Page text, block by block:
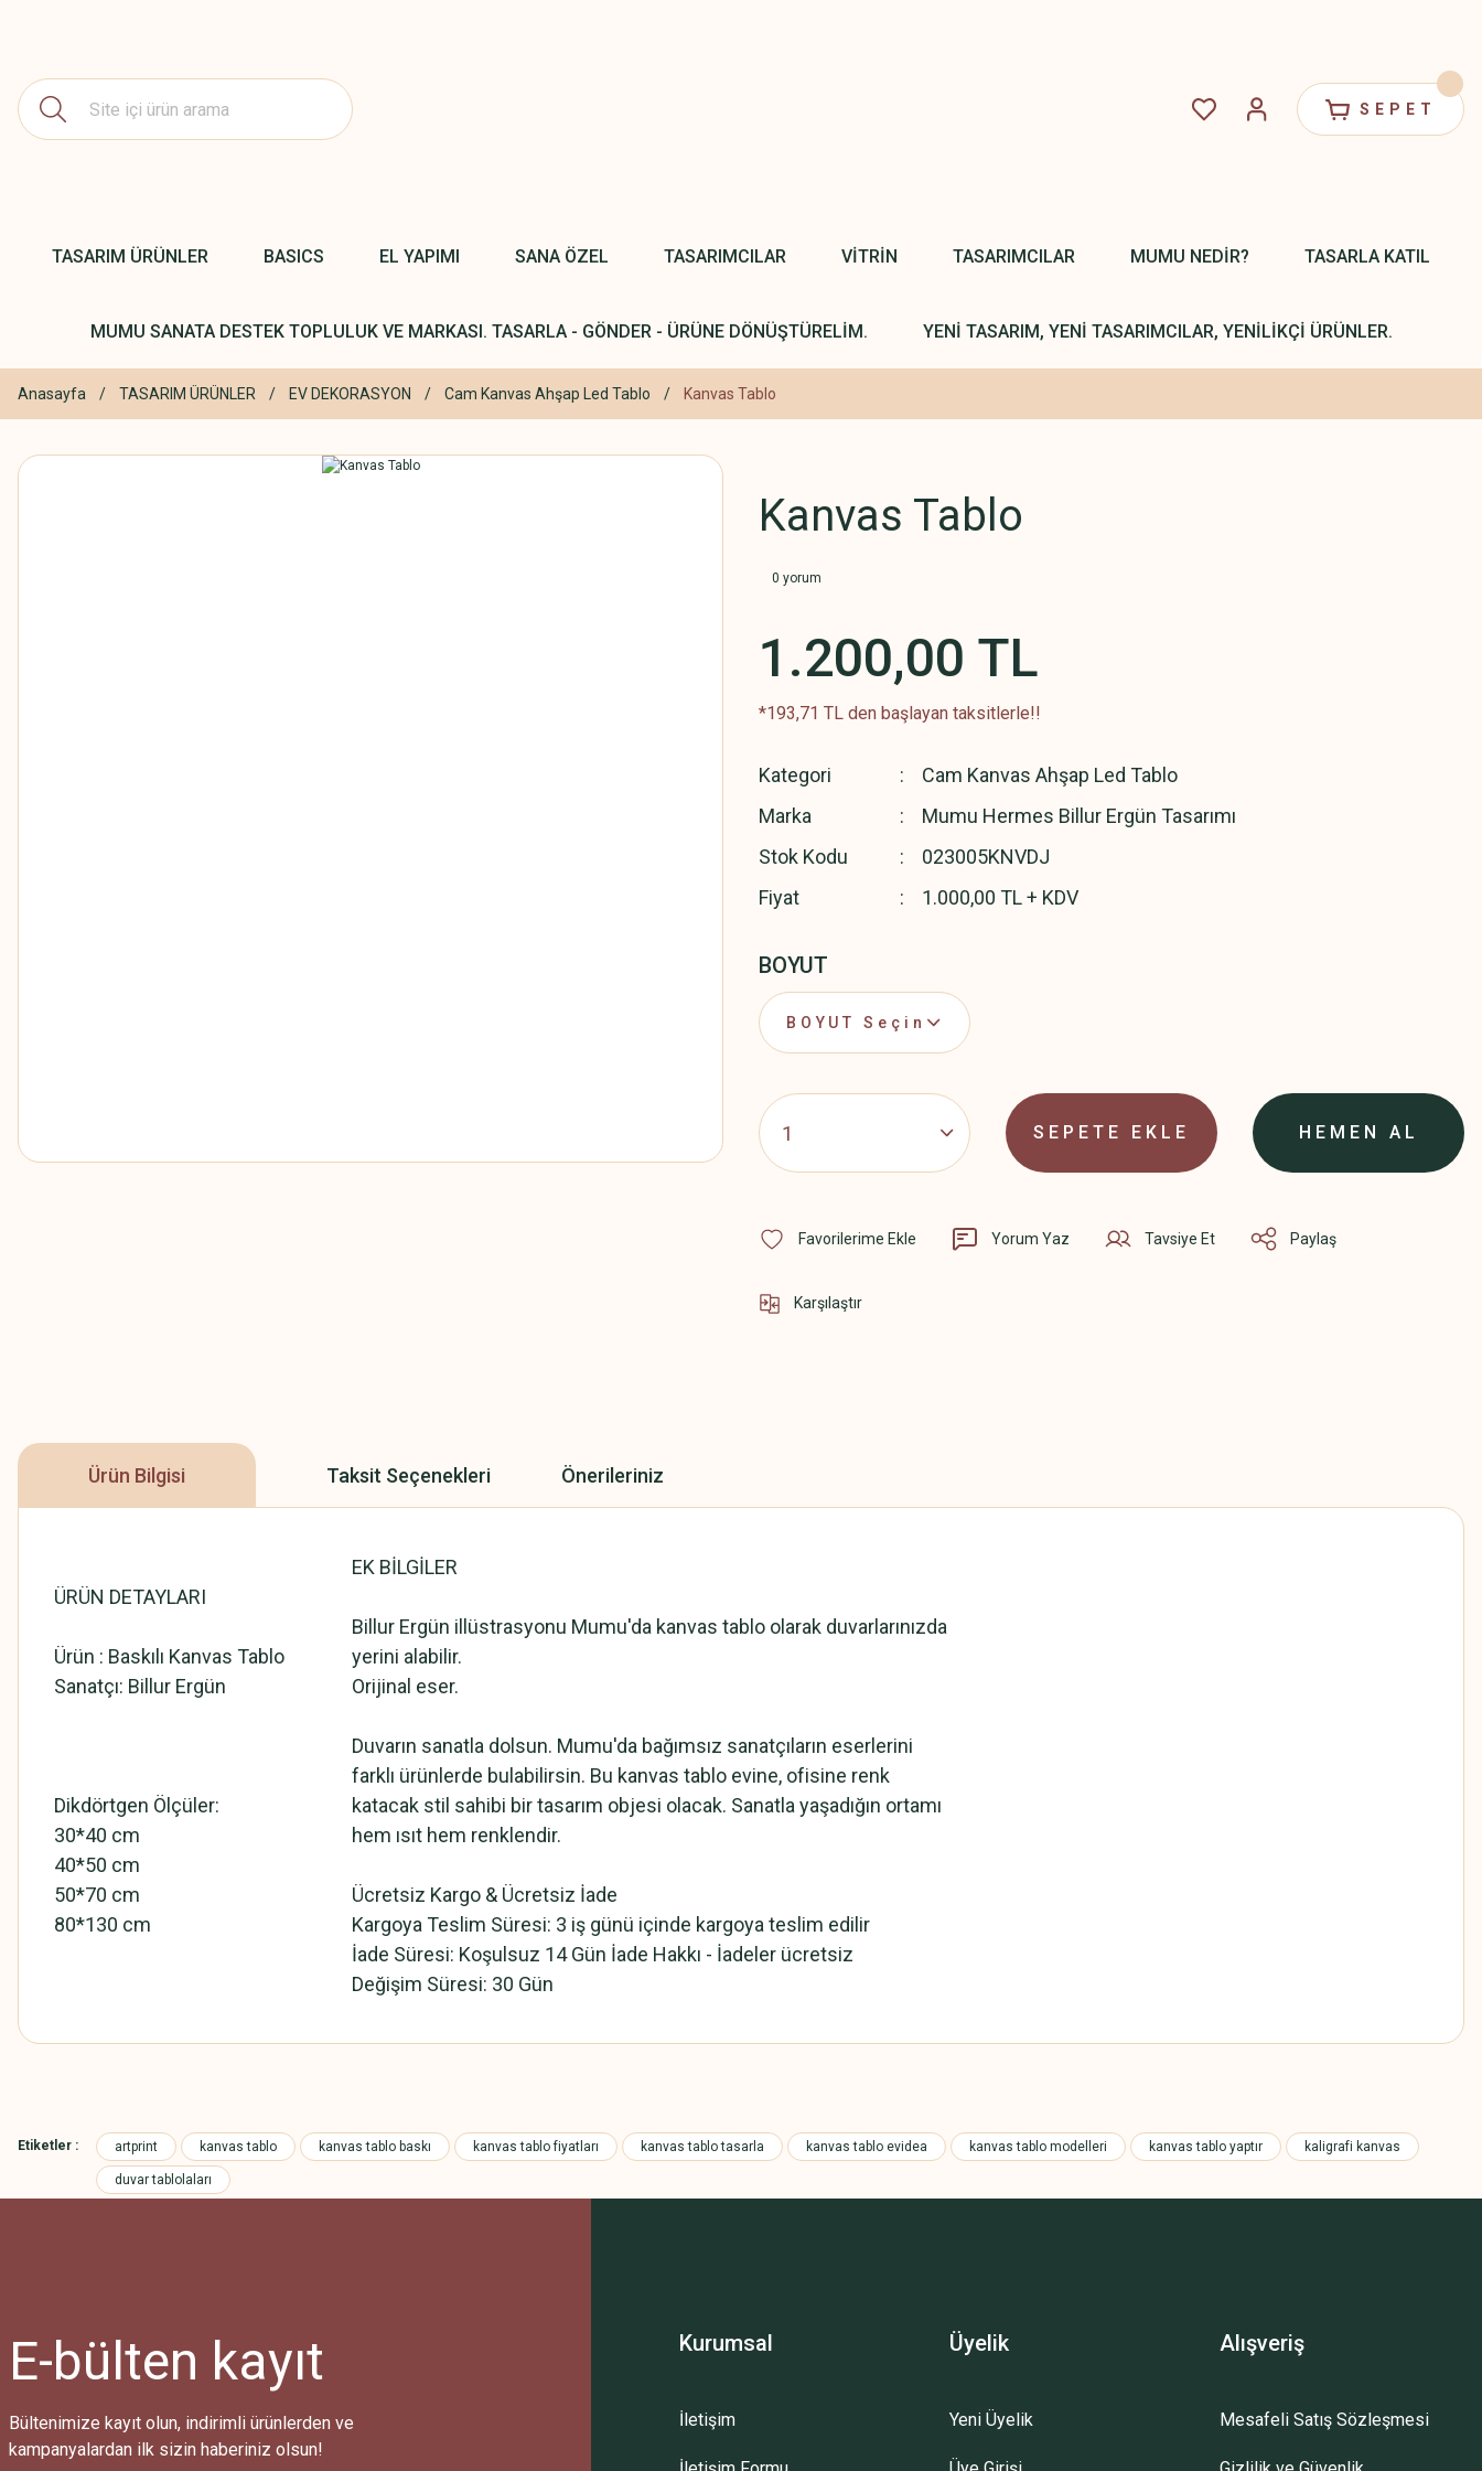
SEPET
TASARIM ÜRÜNLER BASICS EL YAPIMI SANA ÖZEL TASARIMCILAR VİTRİN TASARIMCILAR MUMU NEDİR? TASARLA KATIL
MUMU SANATA DESTEK TOPLULUK VE MARKASI. TASARLA - GÖNDER - ÜRÜNE DÖNÜŞTÜRELİM. YENİ TASARIM, YENİ TASARIMCILAR, YENİLİKÇİ ÜRÜNLER.
Anasayfa TASARIM ÜRÜNLER EV DEKORASYON Cam Kanvas Ahşap Led Tablo Kanvas Tablo
Kanvas Tablo
0 yorum
1.200,00 TL
*193,71 TL den başlayan taksitlerle!!
Kategori
Cam Kanvas Ahşap Led Tablo
Marka
Mumu Hermes Billur Ergün Tasarımı
Stok Kodu
023005KNVDJ
Fiyat
1.000,00 TL + KDV
BOYUT
SEPETE EKLE HEMEN AL
Yorum Yaz Tavsiye Et Paylaş
Karşılaştır
Ürün Bilgisi Taksit Seçenekleri Önerileriniz
ÜRÜN DETAYLARI
Ürün : Baskılı Kanvas Tablo
Sanatçı: Billur Ergün
Dikdörtgen Ölçüler:
30*40 cm
40*50 cm
50*70 cm
80*130 cm
EK BİLGİLER
Billur Ergün illüstrasyonu Mumu'da kanvas tablo olarak duvarlarınızda
yerini alabilir.
Orijinal eser.
Duvarın sanatla dolsun. Mumu'da bağımsız sanatçıların eserlerini
farklı ürünlerde bulabilirsin. Bu kanvas tablo evine, ofisine renk
katacak stil sahibi bir tasarım objesi olacak. Sanatla yaşadığın ortamı
hem ısıt hem renklendir.
Ücretsiz Kargo & Ücretsiz İade
Kargoya Teslim Süresi: 3 iş günü içinde kargoya teslim edilir
İade Süresi: Koşulsuz 14 Gün İade Hakkı - İadeler ücretsiz
Değişim Süresi: 30 Gün
Ürün resmi kalitesiz, bozuk veya görüntülenemiyor.
Etiketler : artprint kanvas tablo kanvas tablo baskı kanvas tablo fiyatları kanvas tablo tasarla kanvas tablo evidea kanvas tablo modelleri kanvas tablo yaptır kaligrafi kanvas
duvar tablolaları
E-bülten kayıt
Bültenimize kayıt olun, indirimli ürünlerden ve
kampanyalardan ilk sizin haberiniz olsun!
Kurumsal
İletişim
Üyelik
Yeni Üyelik
Alışveriş
Mesafeli Satış Sözleşmesi